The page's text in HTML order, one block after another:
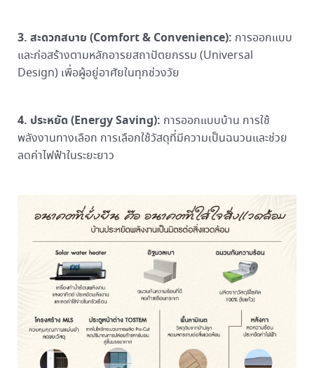
3. สะดวกสบาย (Comfort & Convenience): การออกแบบ
และก่อสร้างตามหลักอารยสถาปัตยกรรม (Universal
Design) เพื่อผู้อยู่อาศัยในทุกช่วงวัย
4. ประหยัด (Energy Saving): การออกแบบบ้าน การใช้
พลังงานทางเลือก การเลือกใช้วัสดุที่มีความเป็นฉนวนและช่วย
ลดค่าไฟฟ้าในระยะยาว